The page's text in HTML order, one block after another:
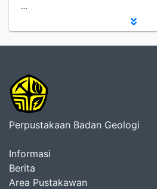
…
Perpustakaan Badan Geologi
Informasi
Berita
Area Pustakawan